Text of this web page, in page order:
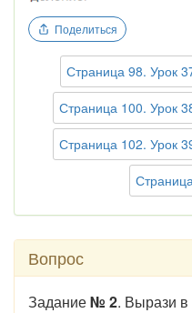
Поделиться
Страница 98. Урок
Страница 100. Урок
Страница 102. Урок
Вопрос
Задание№ 2. Вырази в